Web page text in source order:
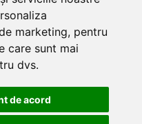
marketing, pentru
care sunt mai
dvs.
de acord
cu clientii
comentariilor
Toate drepturile rezervate